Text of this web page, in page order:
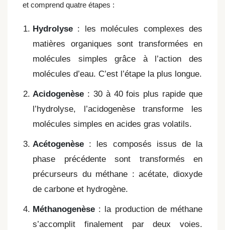
et comprend quatre étapes :
Hydrolyse : les molécules complexes des
matières organiques sont transformées en
molécules simples grâce à l’action des
molécules d’eau. C’est l’étape la plus longue.
Acidogenèse : 30 à 40 fois plus rapide que
l’hydrolyse, l’acidogenèse transforme les
molécules simples en acides gras volatils.
Acétogenèse : les composés issus de la
phase précédente sont transformés en
précurseurs du méthane : acétate, dioxyde
de carbone et hydrogène.
Méthanogenèse : la production de méthane
s’accomplit finalement par deux voies.